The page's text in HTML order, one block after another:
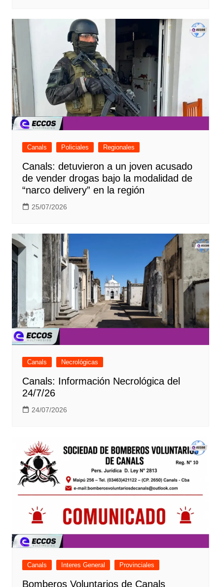
Canals Policiales Regionales
Canals: detuvieron a un joven acusado
de vender drogas bajo la modalidad de
“narco delivery” en la región
25/07/2026
Canals Necrológicas
Canals: Información Necrológica del
24/7/26
24/07/2026
Canals Interes General Provinciales
Bomberos Voluntarios de Canals